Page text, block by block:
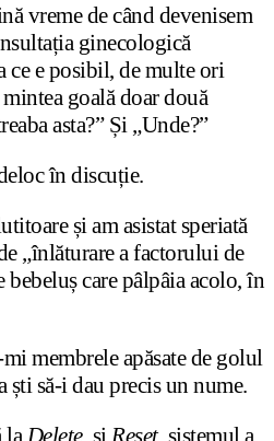
vreme de când devenisem
ginecologică
ce e posibil, de multe ori
goală doar două
asta?” Și „Unde?”
în discuție.
și am asistat speriată
„înlăturare a factorului de
bebeluș care pâlpâia acolo, în
membrele apăsate de golul
ști să-i dau precis un nume.
la Delete și Reset, sistemul a